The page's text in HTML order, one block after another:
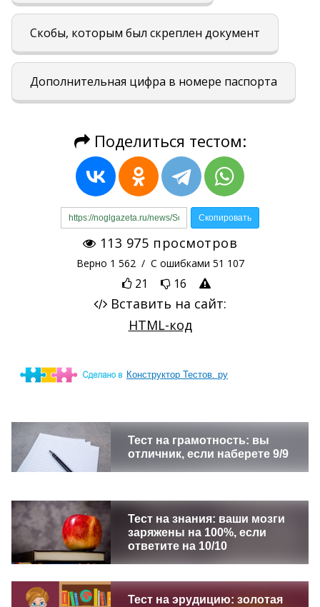
Конструктор Тестов. ру
Тест на грамотность: вы
отличник, если наберете 9/9
Тест на знания: ваши мозги
заряжены на 100%, если
ответите на 10/10
Тест на эрудицию: золотая